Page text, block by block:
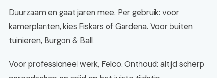
Duurzaam en gaat jaren mee. Per gebruik: voor
kamerplanten, kies Fiskars of Gardena. Voor buiten
tuinieren, Burgon & Ball.
Voor professioneel werk, Felco. Onthoud: altijd scherp